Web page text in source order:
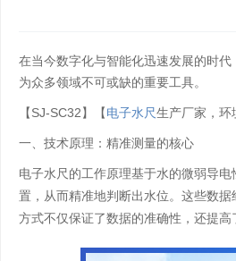
在当今数字化与智能化迅速发展的时代
为众多领域不可或缺的重要工具。
【SJ-SC32】【电子水尺生产厂家，环
一、技术原理：精准测量的核心
电子水尺的工作原理基于水的微弱导
置，从而精准地判断出水位。这些数
方式不仅保证了数据的准确性，还提高